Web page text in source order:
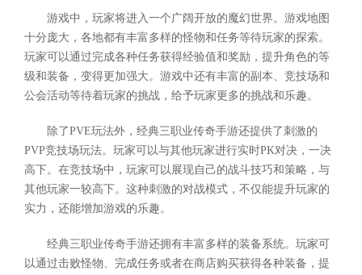
游戏中，玩家将进入一个广阔开放的魔幻世界。游戏地图
十分庞大，各地都有丰富多样的怪物和任务等待玩家的探索。
玩家可以通过完成各种任务获得经验值和奖励，提升角色的等
级和装备，变得更加强大。游戏中还有丰富的副本、竞技场和
公会活动等待着玩家的挑战，给予玩家更多的挑战和乐趣。
除了PVE玩法外，经典三职业传奇手游还提供了刺激的
PVP竞技场玩法。玩家可以与其他玩家进行实时PK对决，一决
高下。在竞技场中，玩家可以展现自己的战斗技巧和策略，与
其他玩家一较高下。这种刺激的对战模式，不仅能提升玩家的
实力，还能增加游戏的乐趣。
经典三职业传奇手游还拥有丰富多样的装备系统。玩家可
以通过击败怪物、完成任务或者在商店购买获得各种装备，提